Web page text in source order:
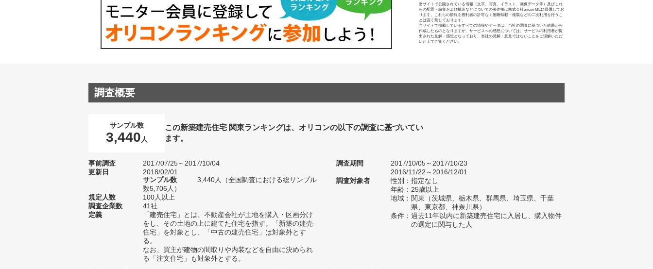
当サイトで公開されている情報（文字、写真、イラスト、画像データ等）及びこれ
らの配置・編集および構造などについての著作権は株式会社oricon MEに帰属してお
ります。これらの情報を権利者の許可なく無断転載・複製などの二次利用を行うこ
とは固く禁じております。
当サイトで掲載しているすべての情報やデータは、当社の調査に基づいた結果から
作成したものとなりますが、サービスへの感想については、サービスの利用者が提
出された見解・感想となっており、当社の見解・意見ではないことをご理解いただ
いた上でご覧ください。
調査概要
サンプル数
3,440 人
この新築建売住宅 関東ランキングは、オリコンの以下の調査に基づいてい
ます。
事前調査
2017/07/25～2017/10/04
更新日
2018/02/01
サンプル数
3,440人（全国調査における総サンプル
数5,706人）
規定人数
100人以上
調査企業数
41社
定義
「建売住宅」とは、不動産会社が土地を購入・区画分け
をし、その土地の上に建てた住宅を指す。「新築の建売
住宅」を対象とし、「中古の建売住宅」は対象外とす
る。
なお、買主が建物の間取りや内装などを自由に決められ
る「注文住宅」も対象外とする。
調査期間
2017/10/05～2017/10/23
2016/11/22～2016/12/01
調査対象者
性別：指定なし
年齢：25歳以上
地域：関東（茨城県、栃木県、群馬県、埼玉県、千葉
県、東京都、神奈川県）
条件：過去11年以内に新築建売住宅に入居し、購入物件
の選定に関与した人